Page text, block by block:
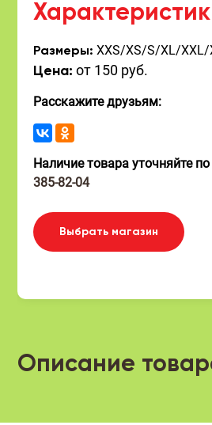
Размеры:XXS/XS/S/XL/XXL/
Цена: от 150 руб.
Расскажите друзьям:
Наличие товара уточняйте
385-82-04
Выбрать магазин
Описание